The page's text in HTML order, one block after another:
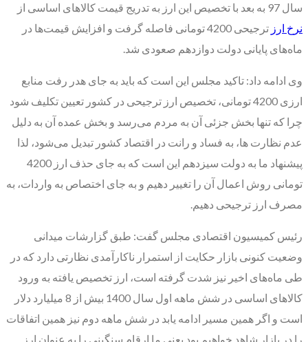
سال 97 به بعد با تخصیص این ارز به تدریج قیمت کالا‌های اساسی از
نرخ ارز
ترجیحی 4200 تومانی فاصله گرفت و افزایش قیمت‌ها در
ماه‌های پایانی دولت دوازدهم صعودی شد.
وی ادامه داد: تاکید مجلس این است که باید به جای هدر رفت منابع
ارزی 4200 تومانی، تخصیص ارز ترجیحی در کشور تعیین تکلیف شود
چرا که تنها بخش جزئی آن به مردم می‌رسد و بخش عمده آن به دلیل
عدم نظارت ها، به فساد و رانت در اقتصاد کشور تبدیل می‌شود، لذا
پیشنهاد ما به دولت سیزدهم این است که به جای حذف ارز 4200
تومانی روش اعمال آن را تغییر دهیم و به جای اختصاص به واردات، به
مصرف ارز ترجیحی دهیم.
رئیس کمیسیون اقتصادی مجلس گفت: طبق گزارشات میدانی
وضعیت کنونی بازار حکایت از استمرار ناکارآمدی نظارتی دارد که در
طی ماه‌های اخیر نیز شدت گرفته است، ارز تخصیص یافته به ورود
کالا‌های اساسی در شش ماهه اول سال 1400 بیش از 8 میلیارد دلار
است و اگر همین مسیر ادامه یابد در شش ماهه دوم نیز همین اتفاقات
را در بازار شاهد خواهیم بود یعنی ما ارقام سنگینی را به عنوان ارز